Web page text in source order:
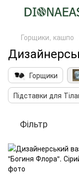
Горщики, кашпо
Горщики
Підставки для
Фільтр